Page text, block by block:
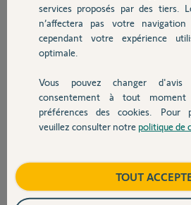
Autres produits
Devis avec un pro
Contact
Bonjour
Laissez le pin ici et attendez l'avis d'un Yellow.
Jean-Luc B. il y a environ 2 mois
Bonjour et merci pour le conseil
services proposés par des tiers.
n’affectera pas votre
cependant votre expérience
optimale.
Vous pouvez changer
consentement à tout
préférences des cookies. Pour
veuillez consulter notre politique de
TOUT